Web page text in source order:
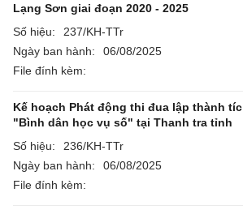
Lạng Sơn giai đoạn 2020 - 2025
Số hiệu:
237/KH-TTr
Ngày ban hành:
06/08/2025
File đính kèm:
Kế hoạch Phát động thi đua lập thành
"Bình dân học vụ số" tại Thanh tra tỉnh
Số hiệu:
236/KH-TTr
Ngày ban hành:
06/08/2025
File đính kèm: